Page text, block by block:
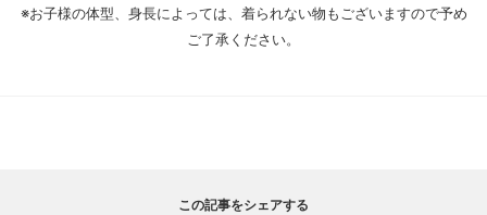
※お子様の体型、身長によっては、着られない物もございますので予め
ご了承ください。
この記事をシェアする